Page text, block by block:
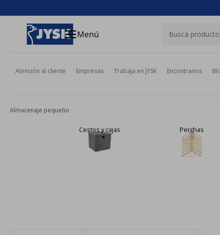
menuMenú
Atención al cliente Empresas Trabaja en JYSK Encontranos
Almacenaje pequeño
Cestos y cajas Perchas
close